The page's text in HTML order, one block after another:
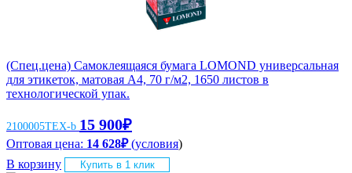
(Спец.цена) Самоклеящаяся бумага LOMOND универсальная
для этикеток, матовая A4, 70 г/м2, 1650 листов в
технологической упак.
2100005ТЕХ-b 15 900₽
Оптовая цена: 14 628₽(условия)
В корзину
Купить в 1 клик